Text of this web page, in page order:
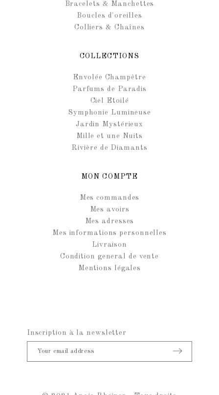
Bracelets & Manchettes
Boucles d'oreilles
Colliers & Chaînes
COLLECTIONS
Envolée Champêtre
Parfums de Paradis
Ciel Etoilé
Symphonie Lumineuse
Jardin Mystérieux
Mille et une Nuits
Rivière de Diamants
MON COMPTE
Mes commandes
Mes avoirs
Mes adresses
Mes informations personnelles
Livraison
Condition general de vente
Mentions légales
Inscription à la newsletter